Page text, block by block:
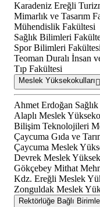
Karadeniz Ereğli
Mimarlık ve Tasarım
Mühendislik Fakültesi
Sağlık Bilimleri
Spor Bilimleri Fakültesi
Teoman Duralı İnsan
Tıp Fakültesi
Meslek Yüksekokulları
Ahmet Erdoğan
Alaplı Meslek
Bilişim Teknolojileri
Çaycuma Gıda ve
Çaycuma Meslek
Devrek Meslek
Gökçebey Mithat
Kdz. Ereğli Meslek
Zonguldak Meslek
Rektörlüğe Bağlı